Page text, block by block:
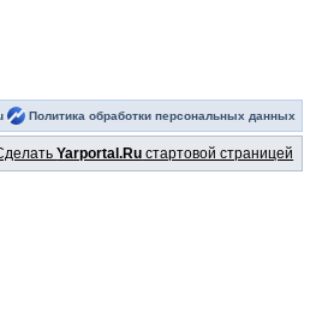
Политика обработки персональных данных
Yarportal.Ru стартовой страницей